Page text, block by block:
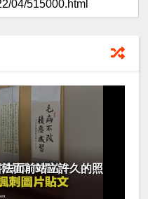
法面前站立許久的照